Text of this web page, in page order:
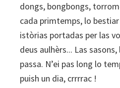
dongs, bongbongs,
cada primtemps, lo
istòrias portadas per las
deus aulhèrs... Las
passa. N’ei pas long lo
puish un dia, crrrrac !